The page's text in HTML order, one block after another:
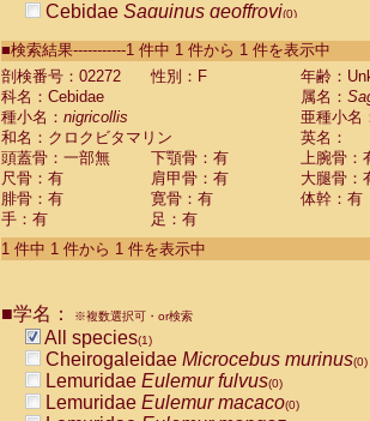
Cebidae Saguinus geoffroyi(0)
CebidaeSaguinus labiatus(0)
Cebidae Saguinus leucopus (0)
Cebidae
CebidaeSaguinus mystax
CebidaeSaguinus nigricollis (1)
Cebidae Saguinus oedipus
Cebidae Saguinus weddelli
Cebidae Saguinusspp.
Cebidae Aotus trivirgatus
Cebidae Cebus albifrons
CebidaeCebus nigrivittatus
CebidaeCebus
CebidaeSaimiri boliviensis(0)
CebidaeSaimiri sciureus(0)
AtelidaeAlouatta caraya(0)
■検索結果-----------1 件中 1 件から 1 件を表示中
剖検番号：02272
性別：F
年齢：
科名：Cebidae
属名：
種小名： nigricollis
亜種小名
和名：クロクビタマリン
英名：
頭蓋骨：一部無
下顎骨：有
上腕骨：
尺骨：有
肩甲骨：有
大腿骨：
腓骨：有
寛骨：有
体幹：有
手：有
足：有
1 件中 1 件から 1 件を表示中
■学名： ※複数選択可・or検索
All species(1)
Cheirogaleidae Microcebus murinus(0)
Lemuridae Eulemur fulvus(0)
Lemuridae Eulemur macaco(0)